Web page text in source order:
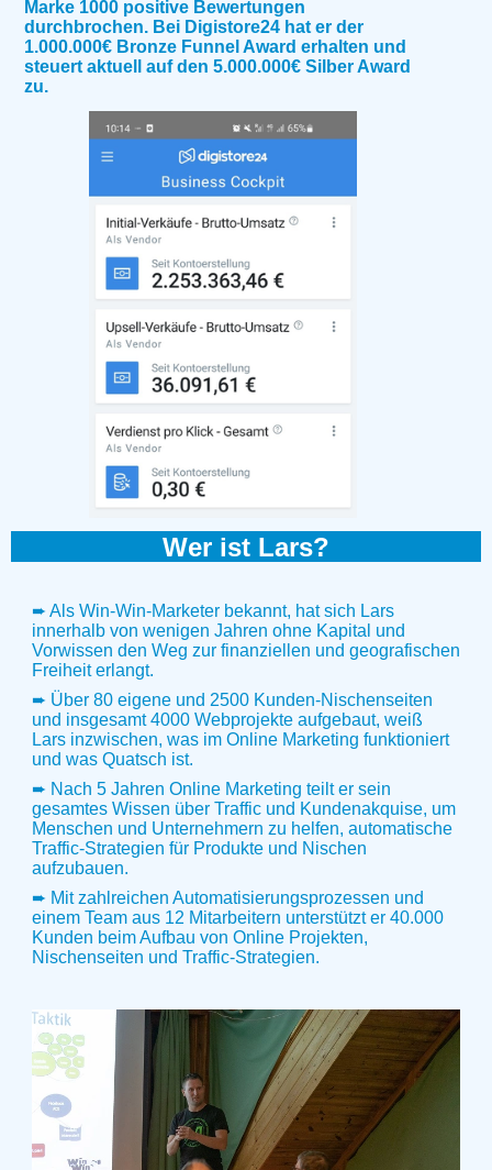
Marke 1000 positive Bewertungen
durchbrochen. Bei Digistore24 hat er der
1.000.000€ Bronze Funnel Award erhalten und
steuert aktuell auf den 5.000.000€ Silber Award
zu.
Wer ist Lars?
➨ Als Win-Win-Marketer bekannt, hat sich Lars
innerhalb von wenigen Jahren ohne Kapital und
Vorwissen den Weg zur finanziellen und geografischen
Freiheit erlangt.
➨ Über 80 eigene und 2500 Kunden-Nischenseiten
und insgesamt 4000 Webprojekte aufgebaut, weiß
Lars inzwischen, was im Online Marketing funktioniert
und was Quatsch ist.
➨ Nach 5 Jahren Online Marketing teilt er sein
gesamtes Wissen über Traffic und Kundenakquise, um
Menschen und Unternehmern zu helfen, automatische
Traffic-Strategien für Produkte und Nischen
aufzubauen.
➨ Mit zahlreichen Automatisierungsprozessen und
einem Team aus 12 Mitarbeitern unterstützt er 40.000
Kunden beim Aufbau von Online Projekten,
Nischenseiten und Traffic-Strategien.